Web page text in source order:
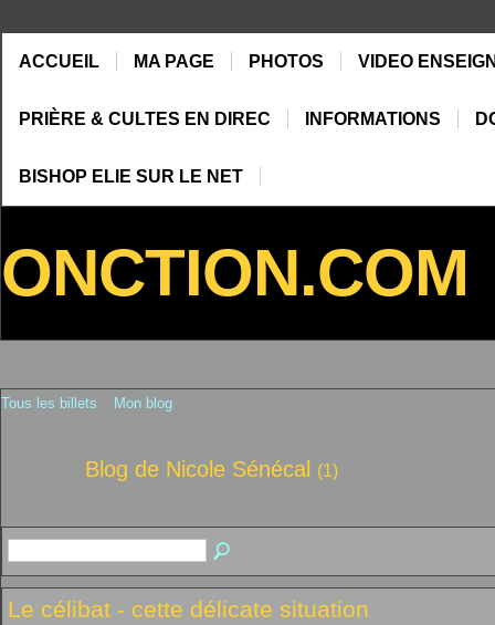
ACCUEIL MA PAGE PHOTOS VIDEO
PRIÈRE & CULTES EN DIREC INFORMATIONS
BISHOP ELIE SUR LE NET
ONCTION.COM
Tous les billets Mon blog
Blog de Nicole Sénécal (1)
Le célibat - cette délicate situation